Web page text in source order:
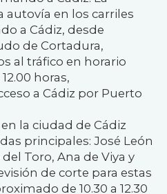
autovía en los carriles
a Cádiz, desde
de Cortadura,
al tráfico en horario
horas,
a Cádiz por Puerto
la ciudad de Cádiz
principales: José León
Toro, Ana de Viya y
de corte para estas
de 10.30 a 12.30